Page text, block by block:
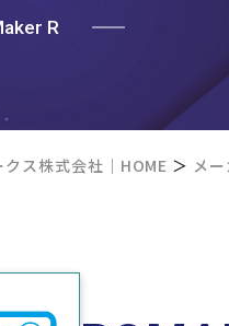
R
ス株式会社｜HOME ＞ メ